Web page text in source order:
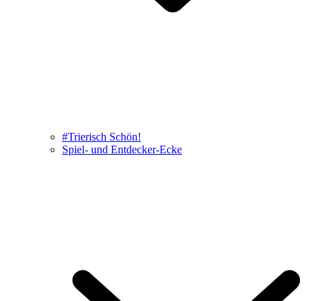
#Trierisch Schön!
Spiel- und Entdecker-Ecke